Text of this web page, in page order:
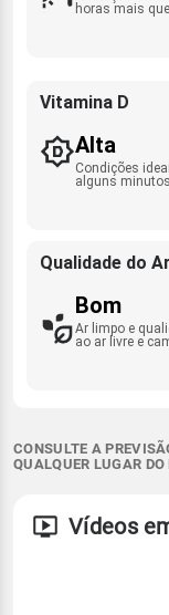
horas mais
Vitamina D
Alta
Condições
alguns
Qualidade do Ar
Bom
Ar limpo e
ao ar livre e
CONSULTE A
QUALQUER LUGAR
Vídeos